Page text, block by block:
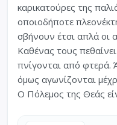
καρικατούρες της
οποιοδήποτε
σβήνουν έτσι απλά οι
Καθένας τους
πνίγονται από φτερά.
όμως αγωνίζονται
Ο Πόλεμος της Θεάς